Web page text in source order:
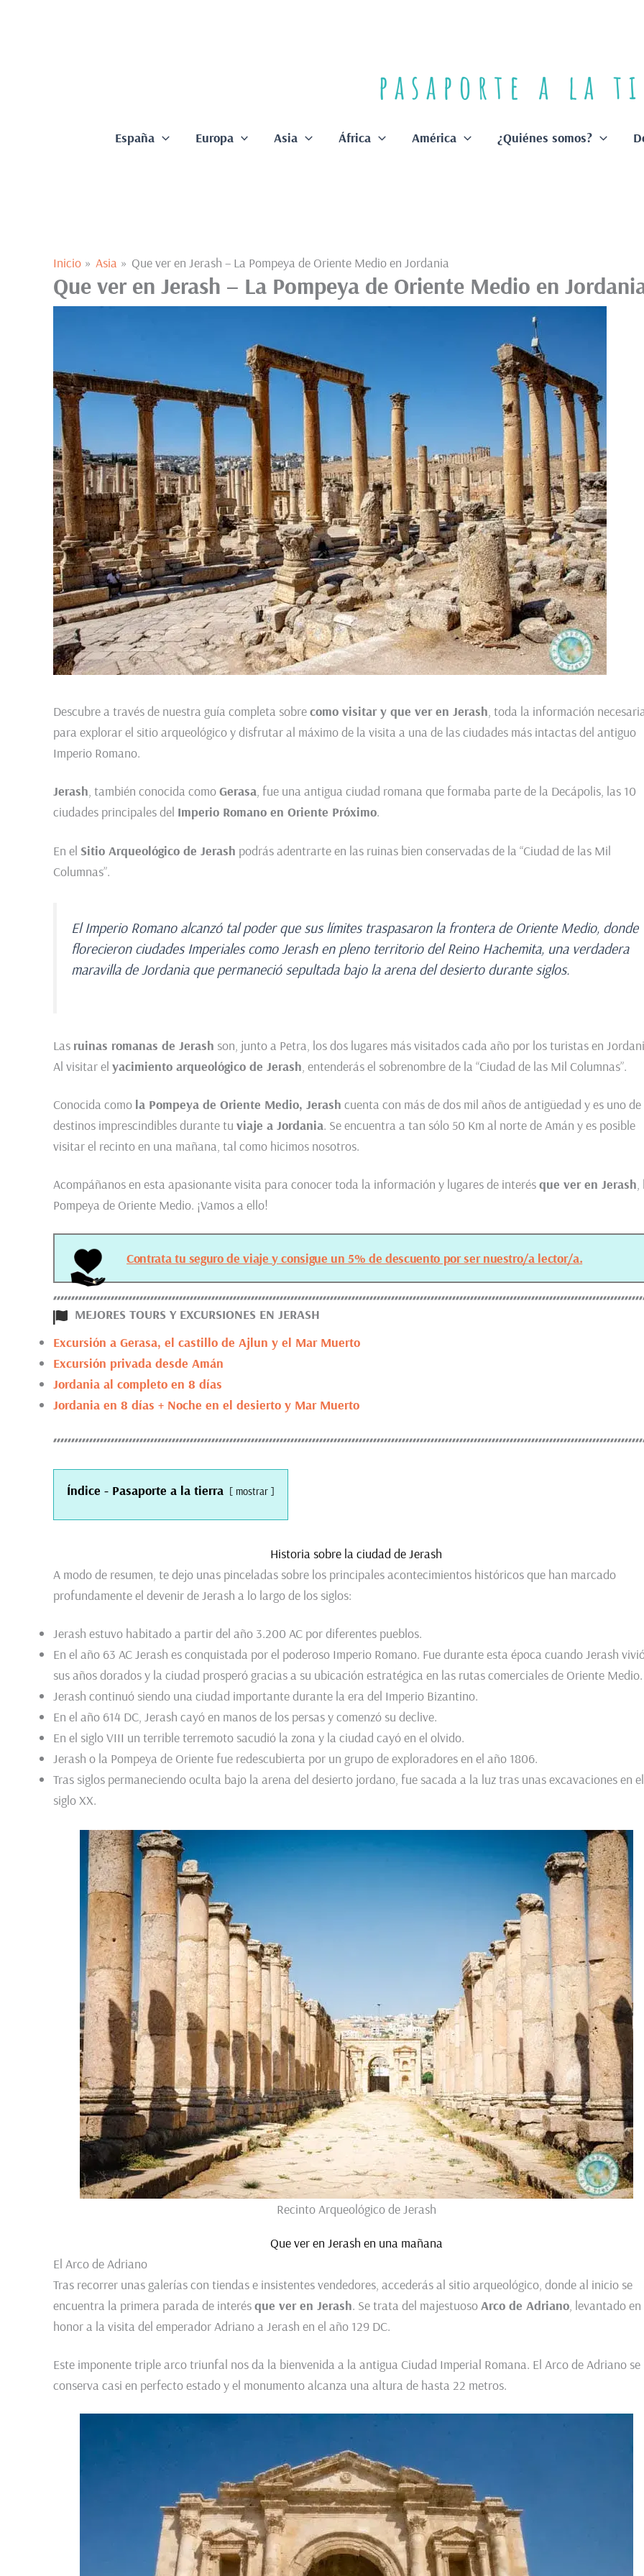
España Europa Asia África América ¿Quiénes somos?
Inicio Asia Que ver en Jerash – La Pompeya de Oriente Medio en Jordania
Que ver en Jerash – La Pompeya de Oriente Medio en
Descubre a través de nuestra guía completa sobrecomo visitar y que ver en Jerash, toda la información
para explorar el sitio arqueológico y disfrutar al máximo de la visita a una de las ciudades más intactas del antiguo
Imperio Romano.
Jerash, también conocida comoGerasa, fue una antigua ciudad romana que formaba parte de la Decápolis, las 10
ciudades principales del Imperio Romano en Oriente Próximo.
En el Sitio Arqueológico de Jerash podrás adentrarte en las ruinas bien conservadas de la “Ciudad de las Mil
Columnas”.
El Imperio Romano alcanzó tal poder que sus límites traspasaron la frontera de Oriente Medio, donde
florecieron ciudades Imperiales como Jerash en pleno territorio del Reino Hachemita, una verdadera
maravilla de Jordania que permaneció sepultada bajo la arena del desierto durante siglos.
Las ruinas romanas de Jerash son, junto a Petra, los dos lugares más visitados cada año por los turistas en
Al visitar el yacimiento arqueológico de Jerash, entenderás el sobrenombre de la “Ciudad de las Mil Columnas”.
Conocida como la Pompeya de Oriente Medio, Jerash cuenta con más de dos mil años de antigüedad y es uno de
destinos imprescindibles durante tu viaje a Jordania. Se encuentra a tan sólo 50 Km al norte de Amán y es posible
visitar el recinto en una mañana, tal como hicimos nosotros.
Acompáñanos en esta apasionante visita para conocer toda la información y lugares de interésque ver en Jerash,
Pompeya de Oriente Medio. ¡Vamos a ello!
Contrata tu seguro de viaje y consigue un 5% de descuento por ser nuestro/a lector/a.
MEJORES TOURS Y EXCURSIONES EN JERASH
Excursión a Gerasa, el castillo de Ajlun y el Mar Muerto
Excursión privada desde Amán
Jordania al completo en 8 días
Jordania en 8 días + Noche en el desierto y Mar Muerto
Índice - Pasaporte a la tierra mostrar
Historia sobre la ciudad de Jerash
A modo de resumen, te dejo unas pinceladas sobre los principales acontecimientos históricos que han marcado
profundamente el devenir de Jerash a lo largo de los siglos:
Jerash estuvo habitado a partir del año 3.200 AC por diferentes pueblos.
En el año 63 AC Jerash es conquistada por el poderoso Imperio Romano. Fue durante esta época cuando Jerash
sus años dorados y la ciudad prosperó gracias a su ubicación estratégica en las rutas comerciales de Oriente Medio.
Jerash continuó siendo una ciudad importante durante la era del Imperio Bizantino.
En el año 614 DC, Jerash cayó en manos de los persas y comenzó su declive.
En el siglo VIII un terrible terremoto sacudió la zona y la ciudad cayó en el olvido.
Jerash o la Pompeya de Oriente fue redescubierta por un grupo de exploradores en el año 1806.
Tras siglos permaneciendo oculta bajo la arena del desierto jordano, fue sacada a la luz tras unas excavaciones en el
siglo XX.
Recinto Arqueológico de Jerash
Que ver en Jerash en una mañana
El Arco de Adriano
Tras recorrer unas galerías con tiendas e insistentes vendedores, accederás al sitio arqueológico, donde al inicio se
encuentra la primera parada de interésque ver en Jerash. Se trata del majestuosoArco de Adriano, levantado en
honor a la visita del emperador Adriano a Jerash en el año 129 DC.
Este imponente triple arco triunfal nos da la bienvenida a la antigua Ciudad Imperial Romana. El Arco de Adriano se
conserva casi en perfecto estado y el monumento alcanza una altura de hasta 22 metros.